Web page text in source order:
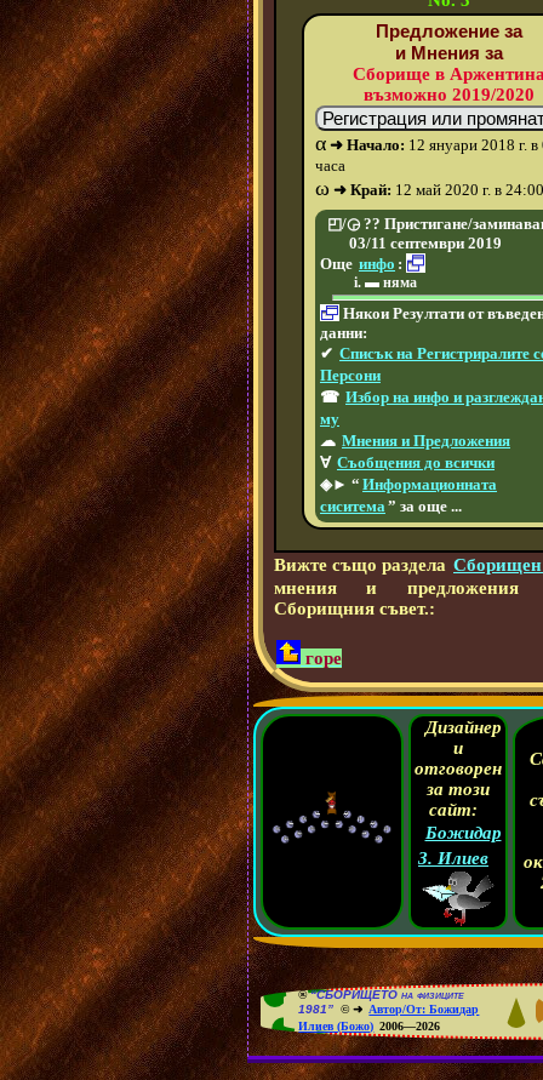
Предложение за
и Мнения за
Сборище в
възможно 2019/2020
α ➜ Начало: 12 януари 2018 г.
часа
ω ➜ Край: 12 май 2020 г. в
◰/◶ ?? Пристигане/
03/11 септември 2019
Още инфо :
▬ няма
Някои Резултати от
данни:
✔ Списък на Регистриралите
Персони
☎ Избор на инфо и
му
☁ Мнения и Предложения
∀ Съобщения до всички
◈► “ Информационната
сиситема ” за още ...
Вижте също раздела Сборищен
мнения и предложения
Сборищния съвет.:
горе
Дизайнер
и
отговорен
за този
сайт:
Божидар
З. Илиев
®“СБОРИЩЕТО на физиците
1981” © ➜ Автор/От: Божидар
Илиев (Божо) 2006—2026